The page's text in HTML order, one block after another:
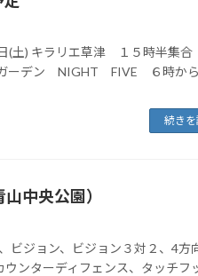
(土) キラリエ草津 １５時半集
デン NIGHT FIVE ６時から
続き
中央公園）
ビジョン、ビジョン３対２、4方
ンターディフェンス、タッチフ